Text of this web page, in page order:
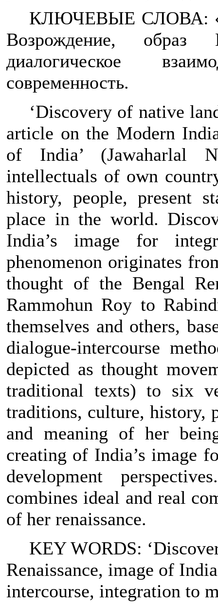
КЛЮЧЕВЫЕ СЛОВА:
Возрождение, образ
диалогическое
современность.
‘Discovery of native
article on the Modern
of India’ (Jawaharlal
intellectuals of own
history, people, present
place in the world.
India’s image for
phenomenon originates
thought of the Bengal
Rammohun Roy to
themselves and others,
dialogue-intercourse
depicted as thought
traditional texts) to six
traditions, culture, history,
and meaning of her
creating of India’s image
development
combines ideal and real
of her renaissance.
KEY WORDS:
Renaissance, image of
intercourse, integration to